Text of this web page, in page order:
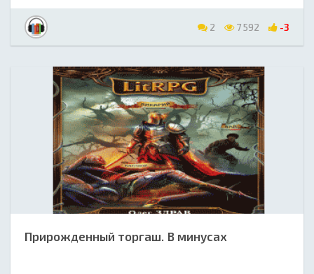
2 7 592 -3
Прирожденный торгаш. В минусах